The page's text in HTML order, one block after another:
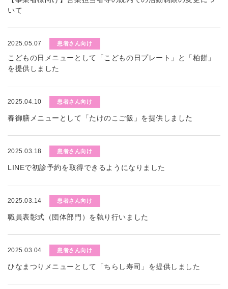
いて
2025.05.07 患者さん向け
こどもの日メニューとして「こどもの日プレート」と「柏餅」
を提供しました
2025.04.10 患者さん向け
春御膳メニューとして「たけのこご飯」を提供しました
2025.03.18 患者さん向け
LINEで初診予約を取得できるようになりました
2025.03.14 患者さん向け
職員表彰式（団体部門）を執り行いました
2025.03.04 患者さん向け
ひなまつりメニューとして「ちらし寿司」を提供しました